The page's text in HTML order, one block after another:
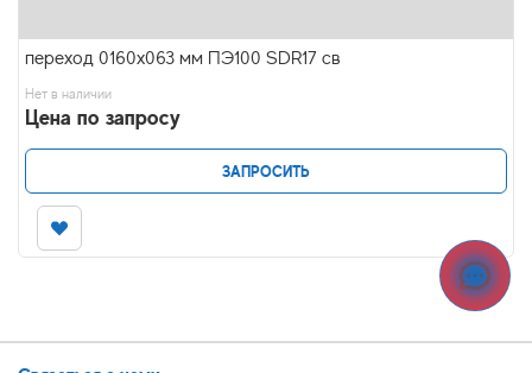
переход 0160х063 мм ПЭ100 SDR17 св
Нет в наличии
Цена по запросу
ЗАПРОСИТЬ